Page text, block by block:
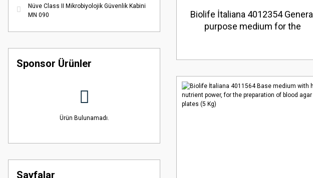
Nüve Class II Mikrobiyolojik Güvenlik Kabini
MN 090
Sponsor Ürünler
Ürün Bulunamadı.
Sayfalar
Biolife İtaliana 4012354 General
purpose medium for the